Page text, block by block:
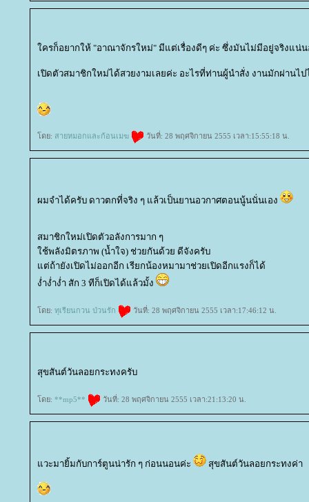
ครก็อยากให้ "อาณาจักรใหม่" มีแต่เรื่องดีๆ ค่ะ ซึ่งมันไม่มีอยู่จริงแน่
เปิดตัวสมาชิกใหม่ได้สวยงามเลยค่ะ อะไรที่ท่านผู้นำสั่ง งานมักผ่านไป
ดย: สายหมอกและก้อนเมฆ วันที่: 28 พฤศจิกายน 2555 เวลา:15:55:18 น.
ผมจำได้ครับ ดาวตกที่จริง ๆ แล้วเป็นยานอวกาศตอนนู้นนั่นเอง
สมาชิกใหม่เปิดตัวอลังการมาก ๆ
ช้พลังมิตรภาพ (น้ำใจ) ช่วยกันด้วย ดีจังครับ
ต่ถ้ายังเปิดไม่ออกอีก เรียกน้องหมามาช่วยเปิดอีกแรงก็ได้
ง่ำง่ำง่ำ สัก 3 ทีก็เปิดได้แล้วมั้ง
ดย: ทุเรียนกวน ป่วนรัก วันที่: 28 พฤศจิกายน 2555 เวลา:17:46:12 น.
สุขสันต์วันลอยกระทงครับ
ดย: **mp5** วันที่: 28 พฤศจิกายน 2555 เวลา:21:13:20 น.
วะมายิ้มกับการ์ตูนน่ารัก ๆ ก่อนนอนค่ะ สุขสันต์วันลอยกระทงค่า